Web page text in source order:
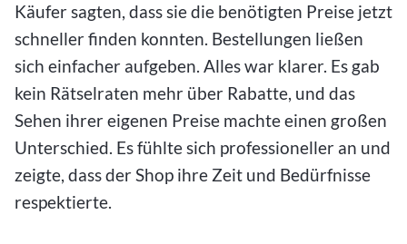
Käufer sagten, dass sie die benötigten Preise jetzt
schneller finden konnten. Bestellungen ließen
sich einfacher aufgeben. Alles war klarer. Es gab
kein Rätselraten mehr über Rabatte, und das
Sehen ihrer eigenen Preise machte einen großen
Unterschied. Es fühlte sich professioneller an und
zeigte, dass der Shop ihre Zeit und Bedürfnisse
respektierte.